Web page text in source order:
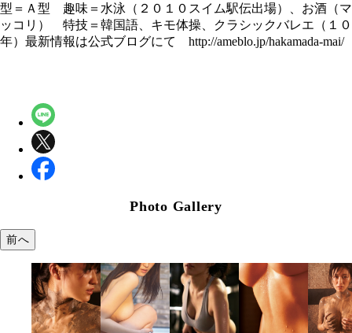
型＝Ａ型 趣味＝水泳（２０１０スイム駅伝出場）、お酒（マ
ッコリ） 特技＝韓国語、キモ体操、クラシックバレエ（１０
年）最新情報は公式ブログにて http://ameblo.jp/hakamada-mai/
Photo Gallery
前へ